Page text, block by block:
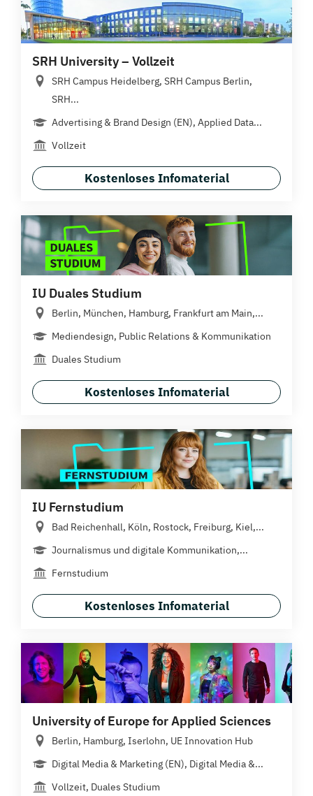
SRH University – Vollzeit
SRH Campus Heidelberg, SRH Campus Berlin,
SRH...
Advertising & Brand Design (EN), Applied Data...
Vollzeit
Kostenloses Infomaterial
IU Duales Studium
Berlin, München, Hamburg, Frankfurt am Main,...
Mediendesign, Public Relations & Kommunikation
Duales Studium
Kostenloses Infomaterial
IU Fernstudium
Bad Reichenhall, Köln, Rostock, Freiburg, Kiel,...
Journalismus und digitale Kommunikation,...
Fernstudium
Kostenloses Infomaterial
University of Europe for Applied Sciences
Berlin, Hamburg, Iserlohn, UE Innovation Hub
Digital Media & Marketing (EN), Digital Media &...
Vollzeit, Duales Studium